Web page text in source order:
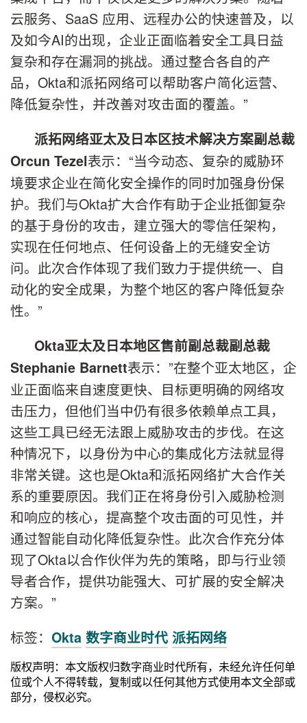
云服务、SaaS 应用、远程办公的快速普及，以
及如今AI的出现，企业正面临着安全工具日益
复杂和存在漏洞的挑战。通过整合各自的产
品，Okta和派拓网络可以帮助客户简化运营、
降低复杂性，并改善对攻击面的覆盖。”
派拓网络亚太及日本区技术解决方案副总裁
Orcun Tezel表示：“当今动态、复杂的威胁环
境要求企业在简化安全操作的同时加强身份保
护。我们与Okta扩大合作有助于企业抵御复杂
的基于身份的攻击，建立强大的零信任架构，
实现在任何地点、任何设备上的无缝安全访
问。此次合作体现了我们致力于提供统一、自
动化的安全成果，为整个地区的客户降低复杂
性。”
Okta亚太及日本地区售前副总裁副总裁
Stephanie Barnett表示：”在整个亚太地区，企
业正面临来自速度更快、目标更明确的网络攻
击压力，但他们当中仍有很多依赖单点工具，
这些工具已经无法跟上威胁攻击的步伐。在这
种情况下，以身份为中心的集成化方法就显得
非常关键。这也是Okta和派拓网络扩大合作关
系的重要原因。我们正在将身份引入威胁检测
和响应的核心，提高整个攻击面的可见性，并
通过智能自动化降低复杂性。此次合作充分体
现了Okta以合作伙伴为先的策略，即与行业领
导者合作，提供功能强大、可扩展的安全解决
方案。”
标签： Okta 数字商业时代 派拓网络
版权声明：本文版权归数字商业时代所有，未经允许任何单
位或个人不得转载，复制或以任何其他方式使用本文全部或
部分，侵权必究。